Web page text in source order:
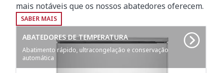
mais notáveis que os nossos abatedores oferecem.
SABER MAIS
ABATEDORES DE TEMPERATURA
Abatimento rápido, ultracongelação e conservação
automática